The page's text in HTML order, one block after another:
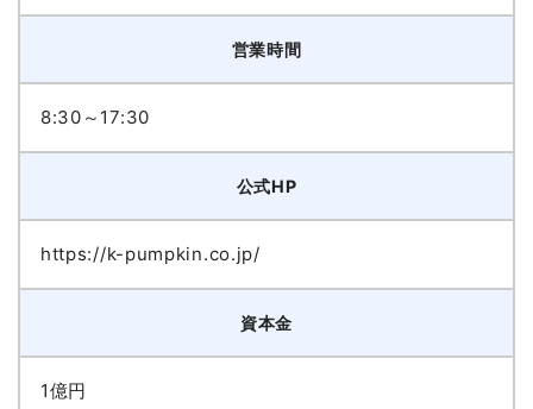
営業時間
8:30～17:30
公式HP
https://k-pumpkin.co.jp/
資本金
1億円